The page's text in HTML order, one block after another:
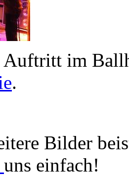
im
.
Bilder
uns einfach!